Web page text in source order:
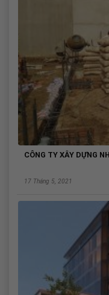
CÔNG TY XÂY DỰNG
17 Tháng 5, 2021